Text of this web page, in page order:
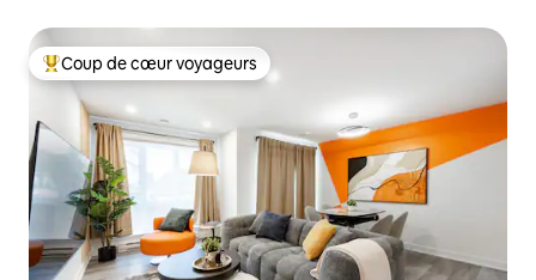
Coups de cœur voyageurs les plus appréciés
Coup de cœur voyageurs